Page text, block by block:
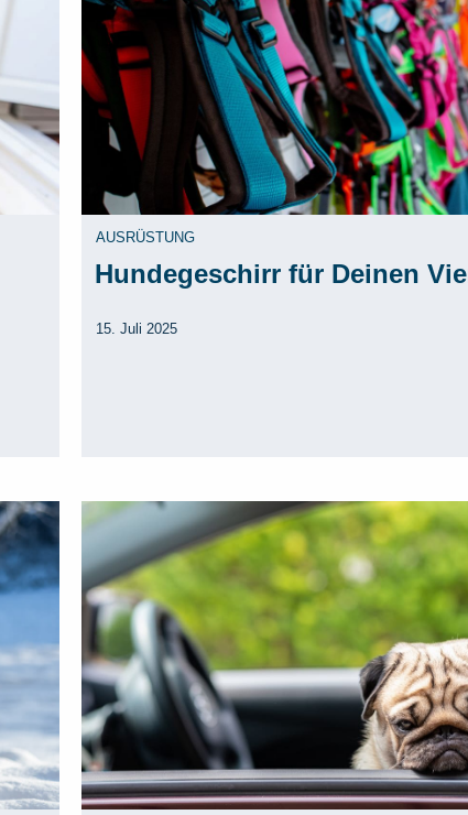
AUSRÜSTUNG
Hundegeschirr für Deinen
15. Juli 2025